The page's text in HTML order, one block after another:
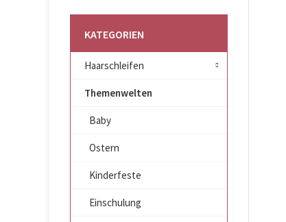
KATEGORIEN
Haarschleifen
Themenwelten
Baby
Ostern
Kinderfeste
Einschulung